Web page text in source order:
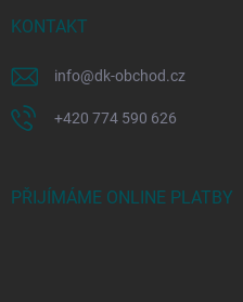
KONTAKT
info@dk-obchod.cz
+420 774 590 626
PŘIJÍMÁME ONLINE PLATBY